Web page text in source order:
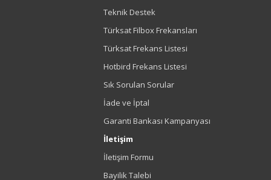
Teknik Destek
Türksat Filbox Frekansları
Türksat Frekans Listesi
Hotbird Frekans Listesi
Sık Sorulan Sorular
İade ve İptal
Garanti Bankası Kampanyası
İletişim
İletişim Formu
Bayilik Talebi